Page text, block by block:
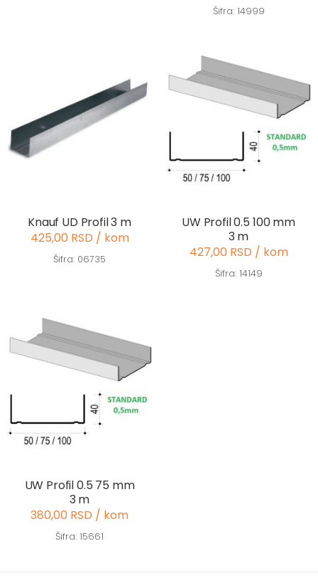
Šifra: 14999
Knauf UD Profil 3 m
425,00 RSD / kom
Šifra: 06735
UW Profil 0.5 100 mm
3 m
427,00 RSD / kom
Šifra: 14149
UW Profil 0.5 75 mm
3 m
380,00 RSD / kom
Šifra: 15661